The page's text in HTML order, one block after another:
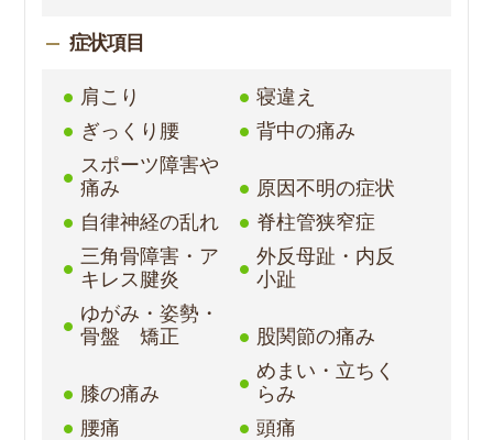
症状項目
肩こり
寝違え
ぎっくり腰
背中の痛み
スポーツ障害や
痛み
原因不明の症状
自律神経の乱れ
脊柱管狭窄症
三角骨障害・ア
キレス腱炎
外反母趾・内反
小趾
ゆがみ・姿勢・
骨盤 矯正
股関節の痛み
膝の痛み
めまい・立ちく
らみ
腰痛
頭痛